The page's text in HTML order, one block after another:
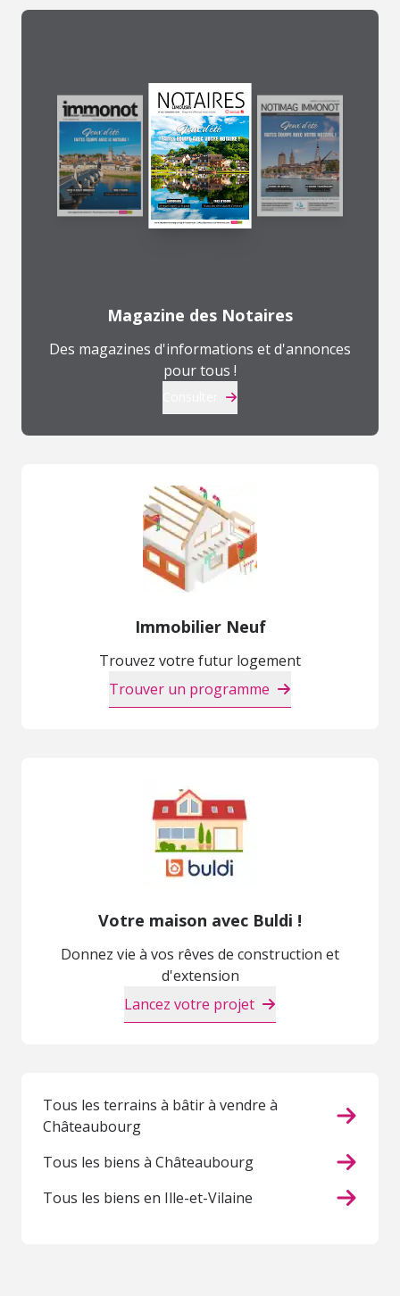
Magazine des Notaires
Des magazines d'informations et d'annonces
pour tous !
Immobilier Neuf
Trouvez votre futur logement
Trouver un programme
Votre maison avec Buldi !
Donnez vie à vos rêves de construction et
d'extension
Lancez votre projet
Tous les terrains à bâtir à vendre à
Châteaubourg
Tous les biens à Châteaubourg
Tous les biens en Ille-et-Vilaine